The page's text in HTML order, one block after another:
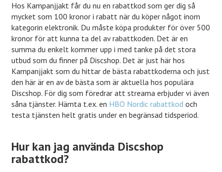
Hos Kampanjjakt får du nu en rabattkod som ger dig så
mycket som 100 kronor i rabatt när du köper något inom
kategorin elektronik. Du måste köpa produkter för över 500
kronor för att kunna ta del av rabattkoden. Det är en
summa du enkelt kommer upp i med tanke på det stora
utbud som du finner på Discshop. Det är just här hos
Kampanjjakt som du hittar de bästa rabattkoderna och just
den här är en av de bästa som är aktuella hos populära
Discshop. För dig som föredrar att streama erbjuder vi även
såna tjänster. Hämta t.ex. en HBO Nordic rabattkod och
testa tjänsten helt gratis under en begränsad tidsperiod.
Hur kan jag använda Discshop
rabattkod?